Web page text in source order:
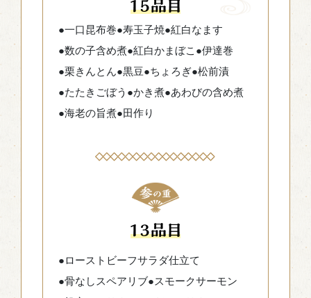
●一口昆布巻●寿玉子焼●紅白なます
●数の子含め煮●紅白かまぼこ ●伊達巻
●栗きんとん●黒豆●ちょろぎ●松前漬
●たたきごぼう ●かき煮●あわびの含め煮
●海老の旨煮●田作り
●ローストビーフサラダ仕立て
●骨なしスペアリブ●スモークサーモン